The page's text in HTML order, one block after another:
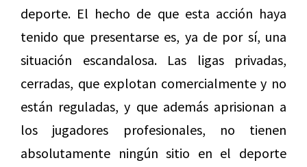
deporte. El hecho de que esta acción haya
tenido que presentarse es, ya de por sí, una
situación escandalosa. Las ligas privadas,
cerradas, que explotan comercialmente y no
están reguladas, y que además aprisionan a
los jugadores profesionales, no tienen
absolutamente ningún sitio en el deporte